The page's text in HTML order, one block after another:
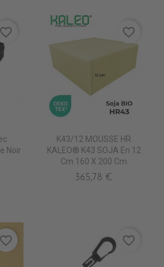
Noir
favorite_border
K43/12 MOUSSE HR
KALEO® K43 SOJA En 12
Cm 160 X 200 Cm
365,78 €
favorite_border
favorite_border favorite_border